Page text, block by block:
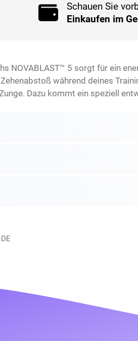
Schauen Sie
Einkaufen im
NOVABLAST™ 5 sorgt für ein
während deines
Dazu kommt ein speziell